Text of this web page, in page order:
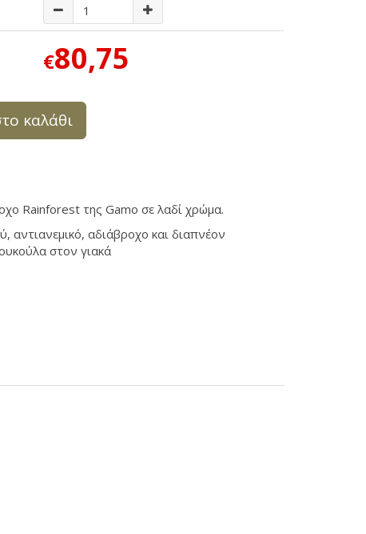
€80,75
καλάθι
Rainforest της Gamo σε λαδί χρώμα.
αντιανεμικό, αδιάβροχο και διαπνέον
στον γιακά